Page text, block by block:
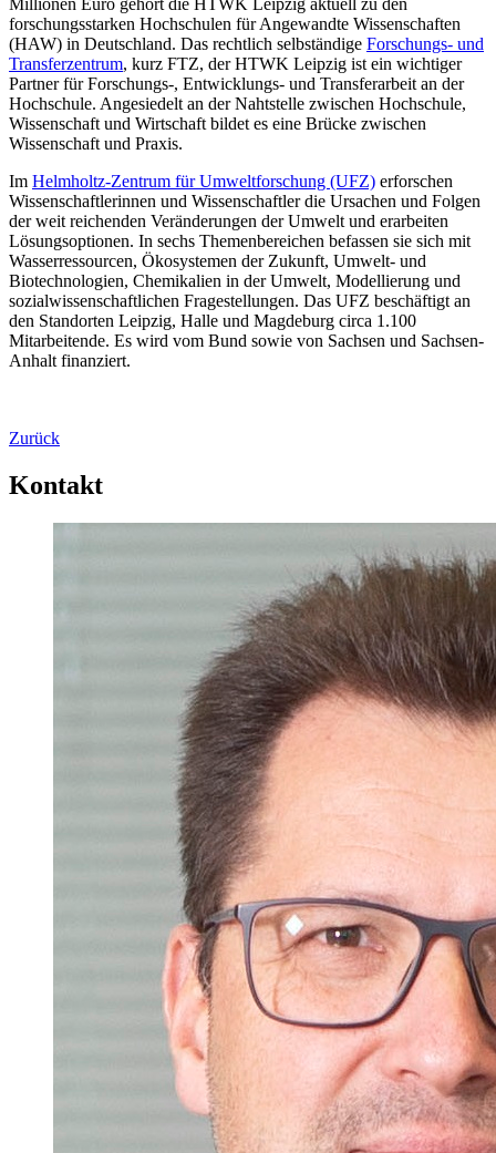
Millionen Euro gehört die HTWK Leipzig aktuell zu den
forschungsstarken Hochschulen für Angewandte Wissenschaften
(HAW) in Deutschland. Das rechtlich selbständige Forschungs- und
Transferzentrum, kurz FTZ, der HTWK Leipzig ist ein wichtiger
Partner für Forschungs-, Entwicklungs- und Transferarbeit an der
Hochschule. Angesiedelt an der Nahtstelle zwischen Hochschule,
Wissenschaft und Wirtschaft bildet es eine Brücke zwischen
Wissenschaft und Praxis.
Im Helmholtz-Zentrum für Umweltforschung (UFZ) erforschen
Wissenschaftlerinnen und Wissenschaftler die Ursachen und Folgen
der weit reichenden Veränderungen der Umwelt und erarbeiten
Lösungsoptionen. In sechs Themenbereichen befassen sie sich mit
Wasserressourcen, Ökosystemen der Zukunft, Umwelt- und
Biotechnologien, Chemikalien in der Umwelt, Modellierung und
sozialwissenschaftlichen Fragestellungen. Das UFZ beschäftigt an
den Standorten Leipzig, Halle und Magdeburg circa 1.100
Mitarbeitende. Es wird vom Bund sowie von Sachsen und Sachsen-
Anhalt finanziert.
Zurück
Kontakt